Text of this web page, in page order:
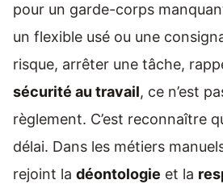
pour un garde-corps
un flexible usé ou une
risque, arrêter une tâche,
sécurité au travail, ce n’est
règlement. C’est reconnaître
délai. Dans les métiers
rejoint la déontologie et la